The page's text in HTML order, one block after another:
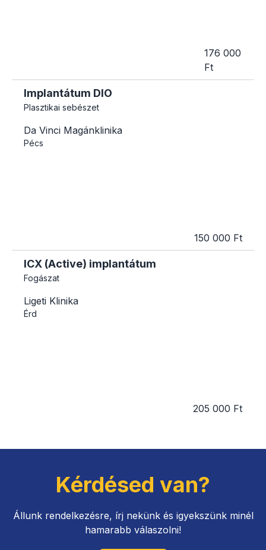
176 000
Ft
Implantátum DIO
Plasztikai sebészet
Da Vinci Magánklinika
Pécs
150 000 Ft
ICX (Active) implantátum
Fogászat
Ligeti Klinika
Érd
205 000 Ft
Kérdésed van?
Állunk rendelkezésre, írj nekünk és igyekszünk minél
hamarabb válaszolni!